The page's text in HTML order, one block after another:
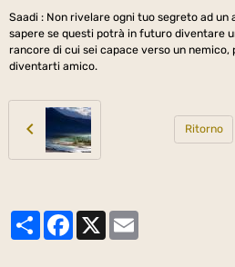
Saadi : Non rivelare ogni tuo segreto ad un
sapere se questi potrà in futuro diventare
rancore di cui sei capace verso un
diventarti amico.
Ritorno
PartagerFacebook
X